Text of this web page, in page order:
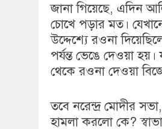
জানা গিয়েছে, এদিন
চোখে পড়ার মত।
উদ্দেশ্যে রওনা
পর্যন্ত ভেঙে দেওয়া
থেকে রওনা দেওয়া
তবে নরেন্দ্র মোদীর
হামলা করলো কে?